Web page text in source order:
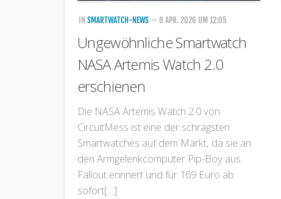
IN SMARTWATCH-NEWS — 8 APR. 2026 UM 12:05
Ungewöhnliche Smartwatch
NASA Artemis Watch 2.0
erschienen
Die NASA Artemis Watch 2.0 von
CircuitMess ist eine der schrägsten
Smartwatches auf dem Markt, da sie an
den Armgelenkcomputer Pip-Boy aus
Fallout erinnert und für 169 Euro ab
sofort[…]